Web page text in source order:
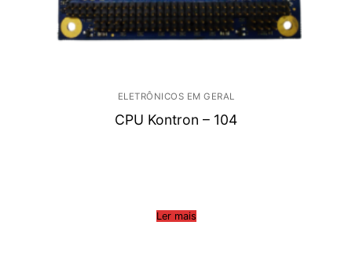
ELETRÔNICOS EM GERAL
CPU Kontron – 104
Ler mais